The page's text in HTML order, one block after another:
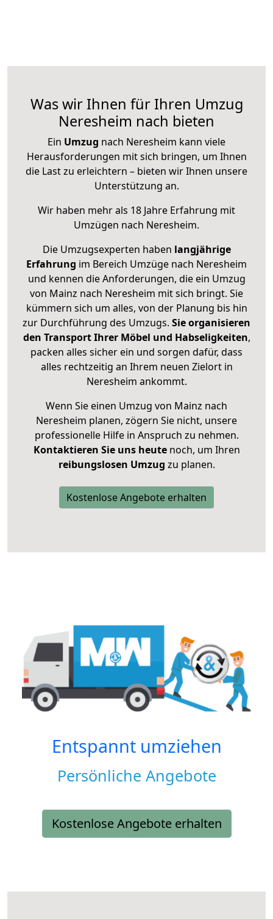
Was wir Ihnen für Ihren Umzug
Neresheim nach bieten
Ein Umzug nach Neresheim kann viele
Herausforderungen mit sich bringen, um Ihnen
die Last zu erleichtern – bieten wir Ihnen unsere
Unterstützung an.
Wir haben mehr als 18 Jahre Erfahrung mit
Umzügen nach Neresheim.
Die Umzugsexperten haben langjährige
Erfahrung im Bereich Umzüge nach Neresheim
und kennen die Anforderungen, die ein Umzug
von Mainz nach Neresheim mit sich bringt. Sie
kümmern sich um alles, von der Planung bis hin
zur Durchführung des Umzugs. Sie organisieren
den Transport Ihrer Möbel und Habseligkeiten,
packen alles sicher ein und sorgen dafür, dass
alles rechtzeitig an Ihrem neuen Zielort in
Neresheim ankommt.
Wenn Sie einen Umzug von Mainz nach
Neresheim planen, zögern Sie nicht, unsere
professionelle Hilfe in Anspruch zu nehmen.
Kontaktieren Sie uns heutenoch, um Ihren
reibungslosen Umzug zu planen.
Kostenlose Angebote erhalten
Entspannt umziehen
Persönliche Angebote
Kostenlose Angebote erhalten